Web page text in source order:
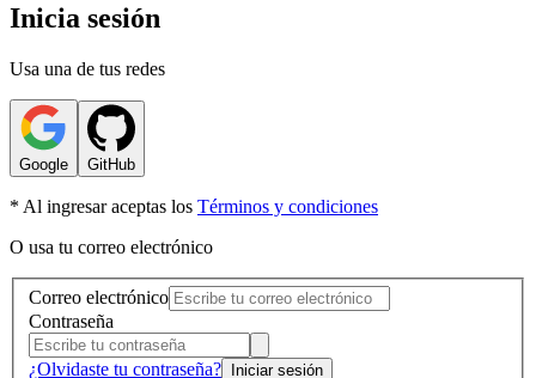
Inicia sesión
Usa una de tus redes
Google GitHub
* Al ingresar aceptas los Términos y condiciones
O usa tu correo electrónico
Correo electrónico
Contraseña
¿Olvidaste tu contraseña? Iniciar sesión